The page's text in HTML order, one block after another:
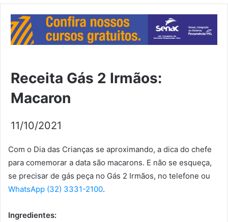
Receita Gás 2 Irmãos:
Macaron
11/10/2021
Com o Dia das Crianças se aproximando, a dica do chefe
para comemorar a data são macarons. E não se esqueça,
se precisar de gás peça no Gás 2 Irmãos, no telefone ou
WhatsApp (32) 3331-2100.
Ingredientes: